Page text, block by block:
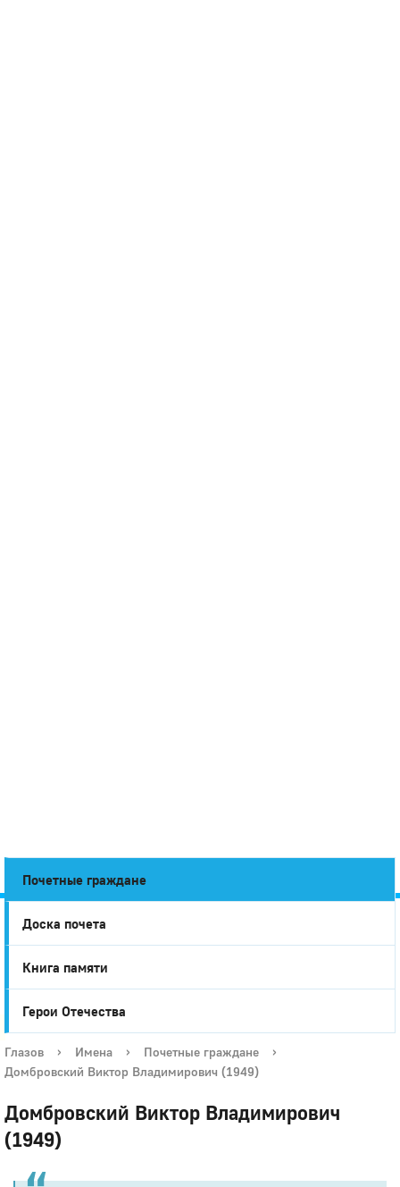
Город
Глазов
Почетные граждане
Доска почета
Книга памяти
Герои Отечества
Глазов › Имена › Почетные граждане
›
Домбровский Виктор Владимирович (1949)
Домбровский Виктор Владимирович
(1949)